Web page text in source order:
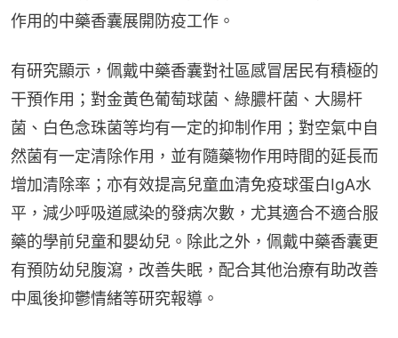
作用的中藥香囊展開防疫工作。
有研究顯示，佩戴中藥香囊對社區感冒居民有積極的
干預作用；對金黃色葡萄球菌、綠膿杆菌、大腸杆
菌、白色念珠菌等均有一定的抑制作用；對空氣中自
然菌有一定清除作用，並有隨藥物作用時間的延長而
增加清除率；亦有效提高兒童血清免疫球蛋白IgA水
平，減少呼吸道感染的發病次數，尤其適合不適合服
藥的學前兒童和嬰幼兒。除此之外，佩戴中藥香囊更
有預防幼兒腹瀉，改善失眠，配合其他治療有助改善
中風後抑鬱情緒等研究報導。